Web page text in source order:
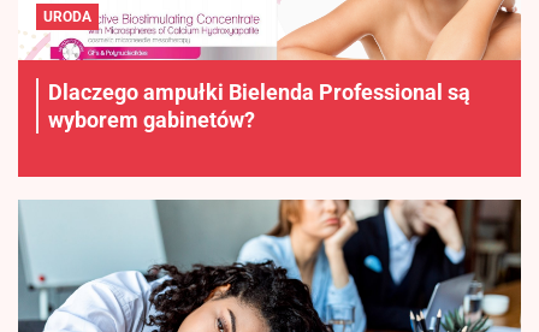
URODA
Dlaczego ampułki Bielenda Professional są
wyborem gabinetów?